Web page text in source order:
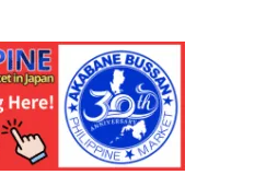
ｰ
ン
ミ
ッ
ク
ス
4